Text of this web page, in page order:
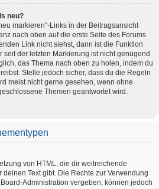
neu?
markieren“-Links in der Beitragsansicht
nach oben auf die erste Seite des Forums
Link nicht siehst, dann ist die Funktion
der letzten Markierung ist nicht genügend
das Thema nach oben zu holen, indem du
Stelle jedoch sicher, dass du die Regeln
meist nicht gerne gesehen, wenn ohne
Themen geantwortet wird.
von HTML, die dir weitreichende
Text gibt. Die Rechte zur Verwendung
Administration vergeben, können jedoch